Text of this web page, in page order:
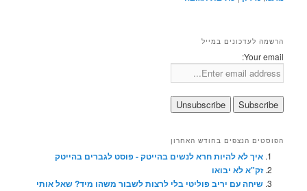
הרשמה לעדכונים במייל
Your email:
הפוסטים הנצפים בחודש האחרון
איך לא להיות חרא לנשים בהייטק - פוסט לגברים בהייטק
זק"א לא יבואו
שיחה עם יריב פוליטי בלי לרצות לשבור משהו מיד? שאל אותי